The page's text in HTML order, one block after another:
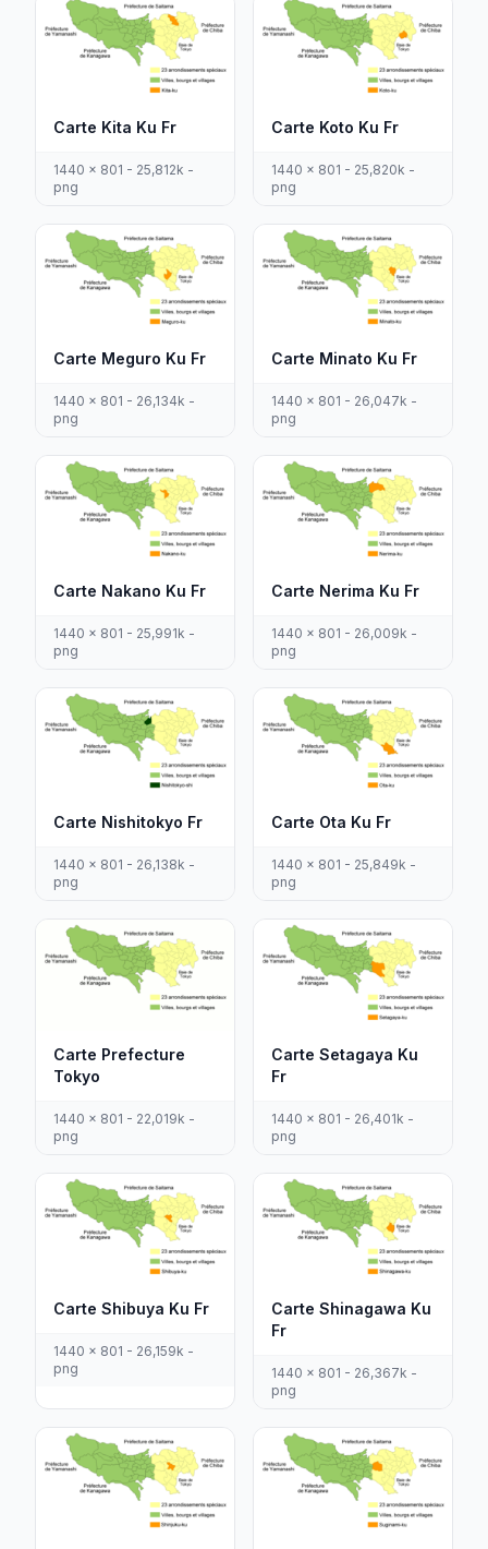
Carte Kita Ku Fr
1440 x 801 - 25,812k -
png
Carte Koto Ku Fr
1440 x 801 - 25,820k -
png
Carte Meguro Ku Fr
1440 x 801 - 26,134k -
png
Carte Minato Ku Fr
1440 x 801 - 26,047k -
png
Carte Nakano Ku Fr
1440 x 801 - 25,991k -
png
Carte Nerima Ku Fr
1440 x 801 - 26,009k -
png
Carte Nishitokyo Fr
1440 x 801 - 26,138k -
png
Carte Ota Ku Fr
1440 x 801 - 25,849k -
png
Carte Prefecture
Tokyo
1440 x 801 - 22,019k -
png
Carte Setagaya Ku
Fr
1440 x 801 - 26,401k -
png
Carte Shibuya Ku Fr
1440 x 801 - 26,159k -
png
Carte Shinagawa Ku
Fr
1440 x 801 - 26,367k -
png